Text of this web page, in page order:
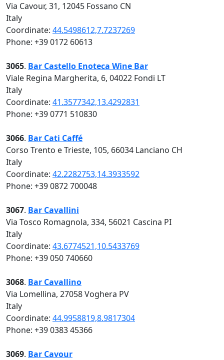
Via Cavour, 31, 12045 Fossano CN
Italy
Coordinate: 44.5498612,7.7237269
Phone: +39 0172 60613
3065. Bar Castello Enoteca Wine Bar
Viale Regina Margherita, 6, 04022 Fondi LT
Italy
Coordinate: 41.3577342,13.4292831
Phone: +39 0771 510830
3066. Bar Cati Caffé
Corso Trento e Trieste, 105, 66034 Lanciano CH
Italy
Coordinate: 42.2282753,14.3933592
Phone: +39 0872 700048
3067. Bar Cavallini
Via Tosco Romagnola, 334, 56021 Cascina PI
Italy
Coordinate: 43.6774521,10.5433769
Phone: +39 050 740660
3068. Bar Cavallino
Via Lomellina, 27058 Voghera PV
Italy
Coordinate: 44.9958819,8.9817304
Phone: +39 0383 45366
3069. Bar Cavour